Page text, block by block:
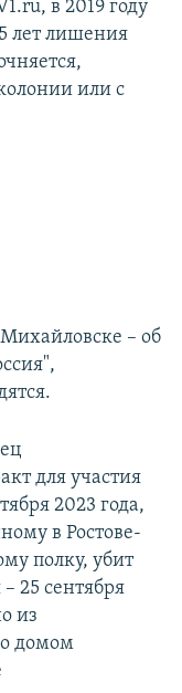
в 2019 году
лет лишения
или с
– об
для участия
2023 года,
в Ростове-
полку, убит
25 сентября
из
домом